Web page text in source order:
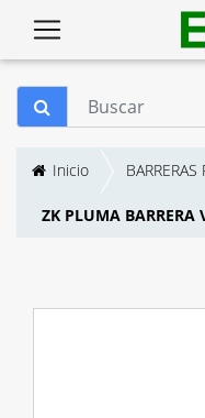
Inicio
ZK PLUMA BARRERA